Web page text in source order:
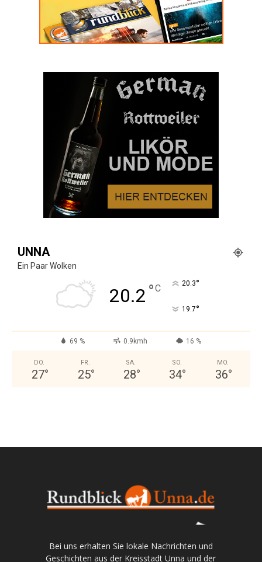
UNNA
Ein Paar Wolken
20.2 °C 20.3°
19.7°
69 % 0.9kmh 16 %
DO.
27°
FR.
25°
SA.
28°
SO.
34°
MO.
36°
Bei uns erhalten Sie lokale Nachrichten und
Geschichten aus der Kreisstadt Unna und der